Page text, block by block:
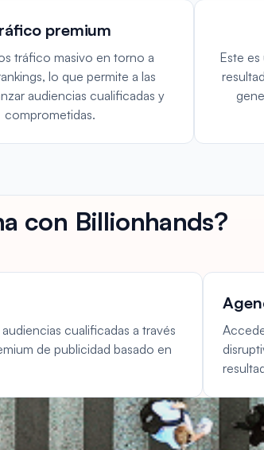
premium
tráfico masivo en torno a
lo que permite a las
audiencias cualificadas y
comprometidas.
Este
con Billionhands?
cualificadas a través
de publicidad basado en